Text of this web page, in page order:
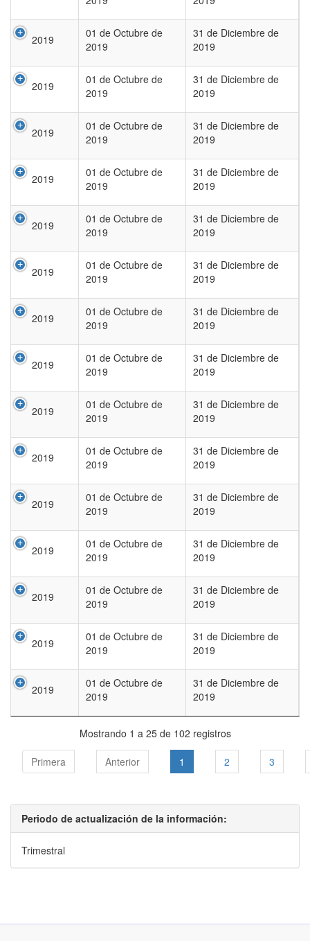
2019
01 de Octubre de
2019
31 de Diciembre de
2019
2019
01 de Octubre de
2019
31 de Diciembre de
2019
2019
01 de Octubre de
2019
31 de Diciembre de
2019
2019
01 de Octubre de
2019
31 de Diciembre de
2019
2019
01 de Octubre de
2019
31 de Diciembre de
2019
2019
01 de Octubre de
2019
31 de Diciembre de
2019
2019
01 de Octubre de
2019
31 de Diciembre de
2019
2019
01 de Octubre de
2019
31 de Diciembre de
2019
2019
01 de Octubre de
2019
31 de Diciembre de
2019
2019
01 de Octubre de
2019
31 de Diciembre de
2019
2019
01 de Octubre de
2019
31 de Diciembre de
2019
2019
01 de Octubre de
2019
31 de Diciembre de
2019
2019
01 de Octubre de
2019
31 de Diciembre de
2019
2019
01 de Octubre de
2019
31 de Diciembre de
2019
2019
01 de Octubre de
2019
31 de Diciembre de
2019
Mostrando 1 a 25 de 102 registros
Primera Anterior 1 2 3
Periodo de actualización de la información:
Trimestral